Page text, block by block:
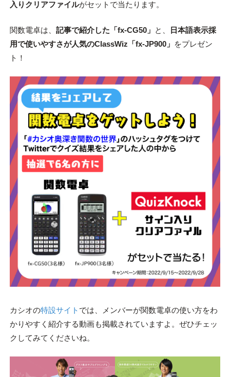
入りクリアファイルがセットで当たります。
関数電卓は、 記事で紹介した「fx-CG50」 と、
日本語表示採
用で使いやすさが人気のClassWiz「fx-JP900」 をプレゼン
ト！
カシオの特設サイト では、メンバーが関数電卓の使い方をわ
かりやすく紹介する動画も掲載されていますよ。ぜひチェッ
クしてみてくださいね。